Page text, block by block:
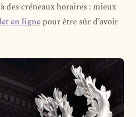
des créneaux horaires : mieux
en lignepour être sûr d’avoir